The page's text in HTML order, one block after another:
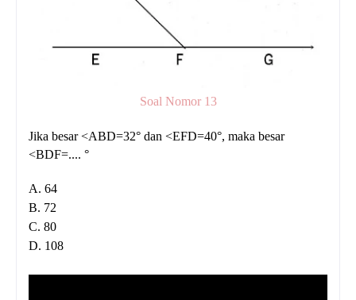
Soal Nomor 13
Jika besar <ABD=32° dan <EFD=40°, maka besar
<BDF=.... °
A. 64
B. 72
C. 80
D. 108